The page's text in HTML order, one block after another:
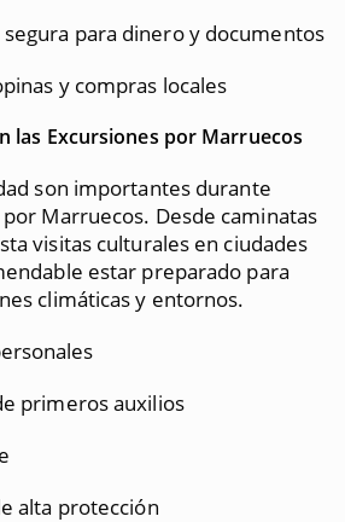
para dinero y documentos
y compras locales
las Excursiones por Marruecos
son importantes durante
Marruecos. Desde caminatas
visitas culturales en ciudades
estar preparado para
climáticas y entornos.
primeros auxilios
alta protección